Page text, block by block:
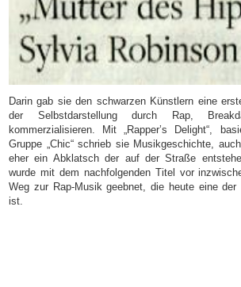
Darin gab sie den schwarzen Künstlern eine
der Selbstdarstellung durch Rap,
kommerzialisieren. Mit „Rapper’s Delight“,
Gruppe „Chic“ schrieb sie Musikgeschichte,
eher ein Abklatsch der auf der Straße
wurde mit dem nachfolgenden Titel vor
Weg zur Rap-Musik geebnet, die heute eine
ist.